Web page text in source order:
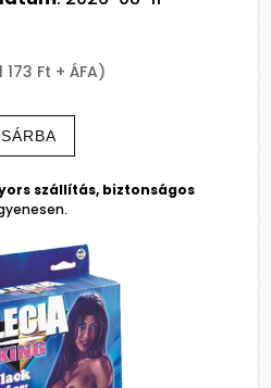
173 Ft + ÁFA)
szállítás, biztonságos